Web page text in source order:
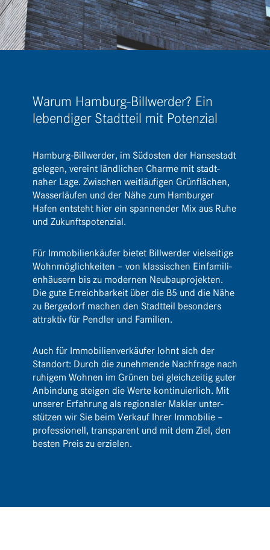
Warum Hamburg-Billwerder? Ein
lebendiger Stadtteil mit Potenzial
Hamburg-Bill­werder, im Südosten der Hanse­stadt
gelegen, vereint länd­li­chen Charme mit stadt­
naher Lage. Zwischen weit­läu­figen Grün­flä­chen,
Wasser­läufen und der Nähe zum Hamburger
Hafen entsteht hier ein span­nender Mix aus Ruhe
und Zukunftspotenzial.
Für Immo­bi­li­en­käufer bietet Bill­werder viel­sei­tige
Wohn­mög­lich­keiten – von klas­si­schen Einfa­mi­li­
en­häu­sern bis zu modernen Neubau­pro­jekten.
Die gute Erreich­bar­keit über die B5 und die Nähe
zu Berge­dorf machen den Stadt­teil beson­ders
attraktiv für Pendler und Familien.
Auch für Immo­bi­li­en­ver­käufer lohnt sich der
Standort: Durch die zuneh­mende Nach­frage nach
ruhigem Wohnen im Grünen bei gleich­zeitig guter
Anbin­dung steigen die Werte konti­nu­ier­lich. Mit
unserer Erfah­rung als regio­naler Makler unter­
stützen wir Sie beim Verkauf Ihrer Immo­bilie –
profes­sio­nell, trans­pa­rent und mit dem Ziel, den
besten Preis zu erzielen.